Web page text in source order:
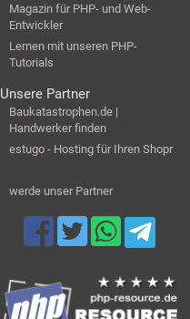
Magazin für PHP- und Web-
Entwickler
Lernen mit unseren PHP-
Tutorials
Unsere Partner
Baukatastrophen.de |
Handwerker finden
estugo - Hosting für Ihren Shopr
werde unser Partner